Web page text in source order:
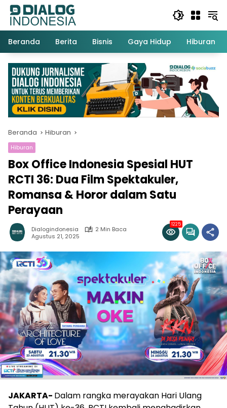
Langsung
konten
Beranda
Berita Bisnis Gaya Hidup Hiburan
Beranda Hiburan
Hiburan
Box Office Indonesia Spesial HUT
RCTI 36: Dua Film Spektakuler,
Romansa & Horor dalam Satu
Perayaan
Dialogindonesia
2 Min Baca
Agustus 21, 2025
1225
JAKARTA- Dalam rangka merayakan Hari Ulang